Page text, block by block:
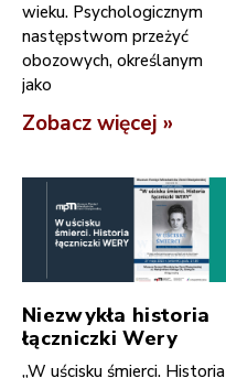
wieku. Psychologicznym
następstwom przeżyć
obozowych, określanym
jako
Zobacz więcej »
Niezwykła historia
łączniczki Wery
„W uścisku śmierci. Historia